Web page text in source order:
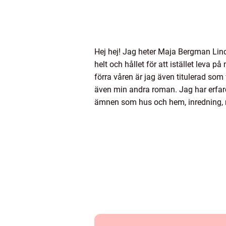
Hej hej! Jag heter Maja Bergman
helt och hållet för att istället leva på
förra våren är jag även titulerad
även min andra roman. Jag har
ämnen som hus och hem,